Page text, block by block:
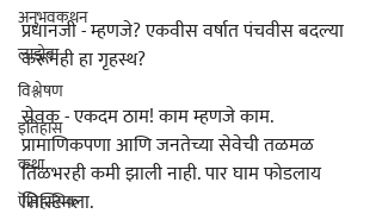
अनुभवकथन
लाडोबा
विश्लेषण
इतिहास
कथा
ऎतिहासिक
प्रधानजी - म्हणजे? एकवीस वर्षात पंचवीस बदल्या
करूनही हा गृहस्थ?
सेवक - एकदम ठाम! काम म्हणजे काम.
प्रामाणिकपणा आणि जनतेच्या सेवेची तळमळ
तिळभरही कमी झाली नाही. पार घाम फोडलाय
सिस्टिमला.